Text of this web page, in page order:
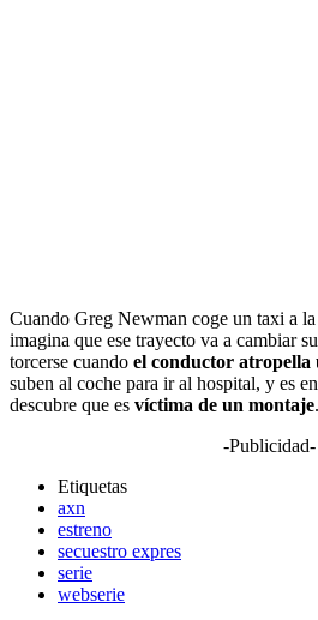
Cuando Greg Newman coge un taxi a
imagina que ese trayecto va a cambiar
torcerse cuando el conductor atropella
suben al coche para ir al hospital, y es
descubre que es víctima de un montaje.
-Publicidad-
Etiquetas
axn
estreno
secuestro expres
serie
webserie